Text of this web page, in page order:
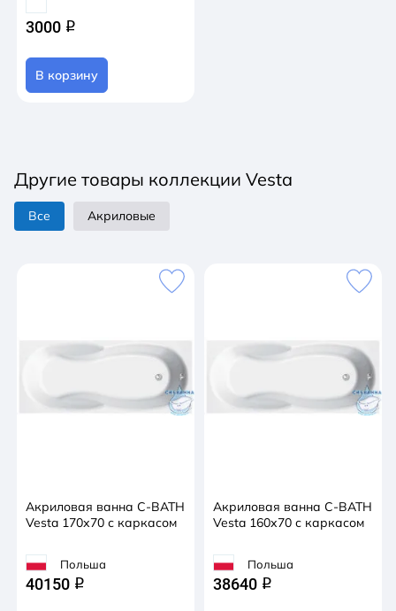
3000 q
В корзину
Другие товары коллекции Vesta
Все Акриловые
Акриловая ванна C-BATH
Vesta 170х70 с каркасом
Польша
40150 q
Акриловая ванна C-BATH
Vesta 160х70 с каркасом
Польша
38640 q